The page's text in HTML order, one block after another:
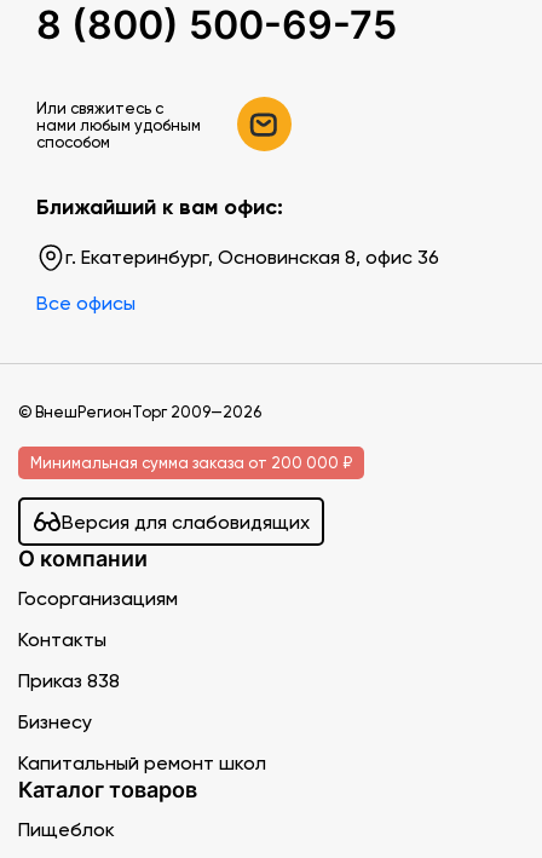
8 (800) 500-69-75
Или свяжитесь c
нами любым удобным
способом
Ближайший к вам офис:
г. Екатеринбург, Основинская 8, офис 36
Все офисы
© ВнешРегионТорг 2009—2026
Минимальная сумма заказа от 200 000 ₽
Версия для слабовидящих
О компании
Госорганизациям
Контакты
Приказ 838
Бизнесу
Капитальный ремонт школ
Каталог товаров
Пищеблок